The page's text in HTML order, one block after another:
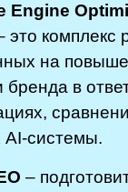
Engine
это комплекс
на
бренда в
AI-системы.
–